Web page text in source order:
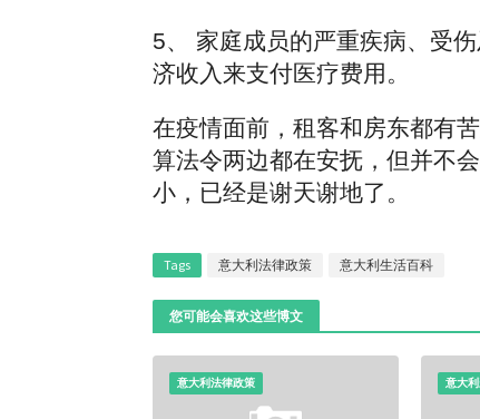
5、 家庭成员的严重疾病、受
济收入来支付医疗费用。
在疫情面前，租客和房东都有
算法令两边都在安抚，但并不
小，已经是谢天谢地了。
Tags 意大利法律政策 意大利生活百科
您可能会喜欢这些博文
意大利法律政策 意大